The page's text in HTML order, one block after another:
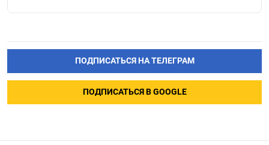
ПОДПИСАТЬСЯ НА ТЕЛЕГРАМ
ПОДПИСАТЬСЯ В GOOGLE